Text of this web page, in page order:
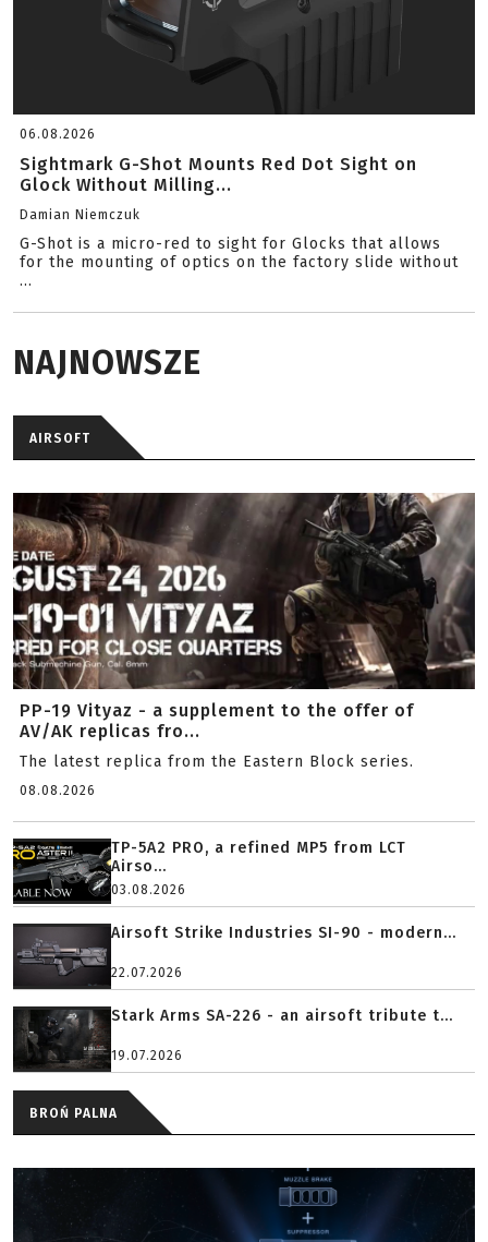
06.08.2026
Sightmark G-Shot Mounts Red Dot Sight on
Glock Without Milling...
Damian Niemczuk
G-Shot is a micro-red to sight for Glocks that allows
for the mounting of optics on the factory slide without
...
NAJNOWSZE
AIRSOFT
PP-19 Vityaz - a supplement to the offer of
AV/AK replicas fro...
The latest replica from the Eastern Block series.
08.08.2026
TP-5A2 PRO, a refined MP5 from LCT
Airso...
03.08.2026
Airsoft Strike Industries SI-90 - modern...
22.07.2026
Stark Arms SA-226 - an airsoft tribute t...
19.07.2026
BROŃ PALNA